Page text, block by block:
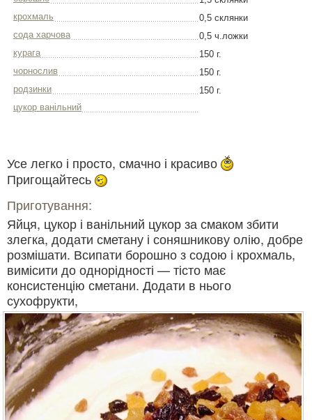
крохмаль
0,5 склянки
сода харчова
0,5 ч.ложки
курага
150 г.
чорнослив
150 г.
родзинки
150 г.
цукор ванільний
Усе легко і просто, смачно і красиво
Пригощайтесь
Приготування:
Яйця, цукор і ванільний цукор за смаком збити
злегка, додати сметану і соняшникову олію, добре
розмішати. Всипати борошно з содою і крохмаль,
вимісити до однорідності — тісто має
консистенцію сметани. Додати в нього
сухофрукти,